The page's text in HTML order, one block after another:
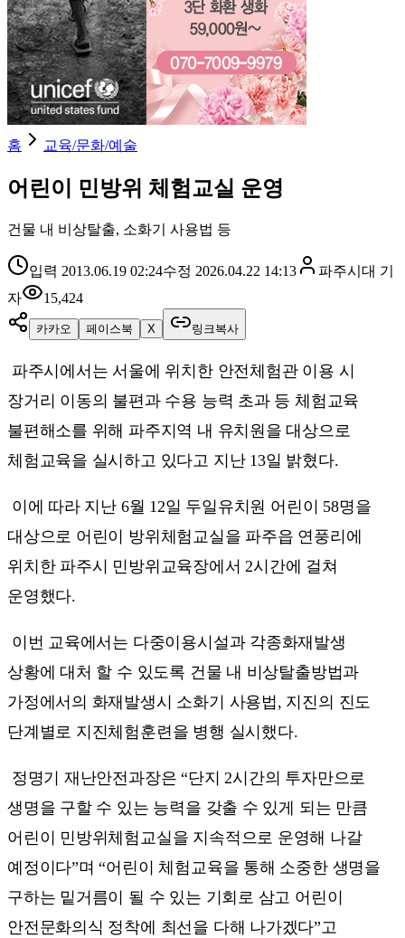
홈 교육/문화/예술
어린이 민방위 체험교실 운영
건물 내 비상탈출, 소화기 사용법 등
입력 2013.06.19 02:24수정 2026.04.22 14:13 파주시대 기
자
15,424
카카오 페이스북 X 링크복사
파주시에서는 서울에 위치한 안전체험관 이용 시
장거리 이동의 불편과 수용 능력 초과 등 체험교육
불편해소를 위해 파주지역 내 유치원을 대상으로
체험교육을 실시하고 있다고 지난 13일 밝혔다.
이에 따라 지난 6월 12일 두일유치원 어린이 58명을
대상으로 어린이 방위체험교실을 파주읍 연풍리에
위치한 파주시 민방위교육장에서 2시간에 걸쳐
운영했다.
이번 교육에서는 다중이용시설과 각종화재발생
상황에 대처 할 수 있도록 건물 내 비상탈출방법과
가정에서의 화재발생시 소화기 사용법, 지진의 진도
단계별로 지진체험훈련을 병행 실시했다.
정명기 재난안전과장은 “단지 2시간의 투자만으로
생명을 구할 수 있는 능력을 갖출 수 있게 되는 만큼
어린이 민방위체험교실을 지속적으로 운영해 나갈
예정이다”며 “어린이 체험교육을 통해 소중한 생명을
구하는 밑거름이 될 수 있는 기회로 삼고 어린이
안전문화의식 정착에 최선을 다해 나가겠다”고